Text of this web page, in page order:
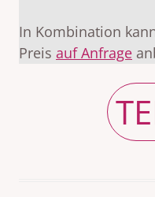
In Kombination
Preis auf Anfrage